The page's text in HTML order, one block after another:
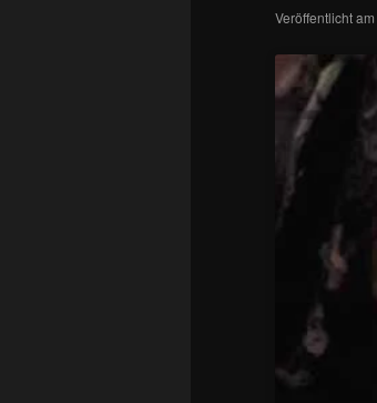
Veröffentlicht am